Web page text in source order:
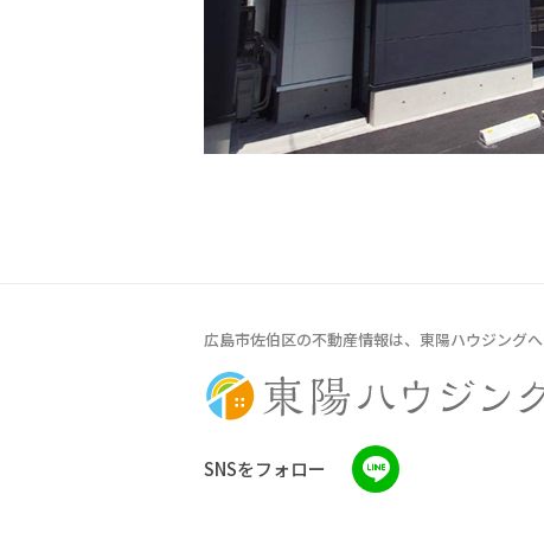
広島市佐伯区の不動産情報は、東陽ハウジングへ
SNSをフォロー